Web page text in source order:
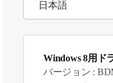
Windows 8用ド
バージョン :